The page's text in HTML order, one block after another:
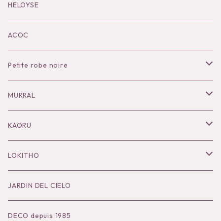
Black series
KOKO別注
HELOYSE
ACOC
Petite robe noire
Necklace
Pierce
Bracelet／Bangle
Ring
Brooch
MURRAL
Outer
Tops
Bottoms
Dress
KAORU
Necklace
Pierce
Ear Cuff
LOKITHO
Tops
Bottoms
JARDIN DEL CIELO
DECO depuis 1985